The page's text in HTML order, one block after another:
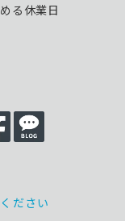
る休業日
ださい